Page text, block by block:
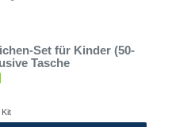
Set für Kinder (50-
Tasche